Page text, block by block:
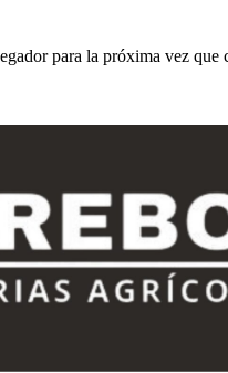
para la próxima vez que